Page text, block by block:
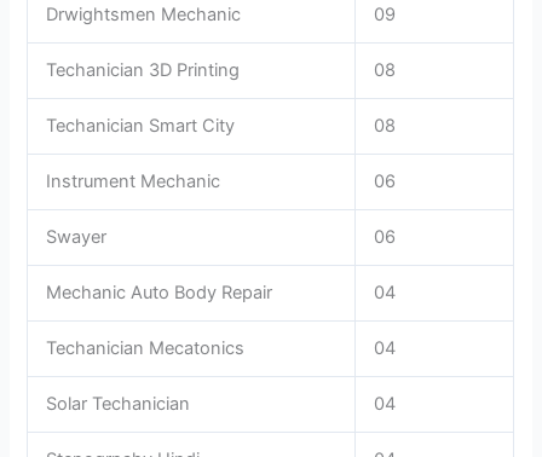
Drwightsmen Mechanic 09
Techanician 3D Printing 08
Techanician Smart City 08
Instrument Mechanic 06
Swayer 06
Mechanic Auto Body Repair 04
Techanician Mecatonics 04
Solar Techanician 04